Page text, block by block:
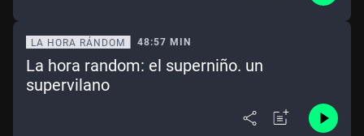
Borrar Mes actual
LA HORA RÁNDOM 48:57 MIN
La hora random: el superniño. un
supervilano